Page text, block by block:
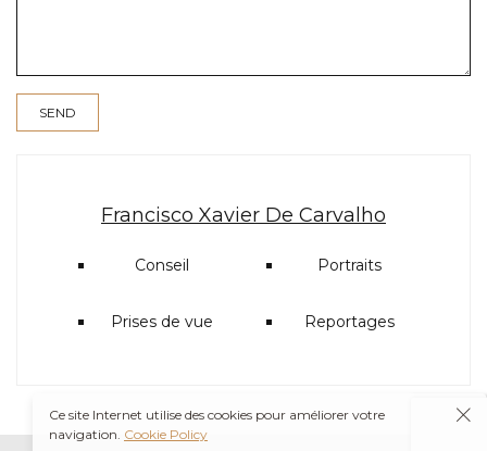
Francisco Xavier De Carvalho
Conseil Portraits
Prises de vue Reportages
Ce site Internet utilise des cookies pour améliorer votre
navigation. Cookie Policy